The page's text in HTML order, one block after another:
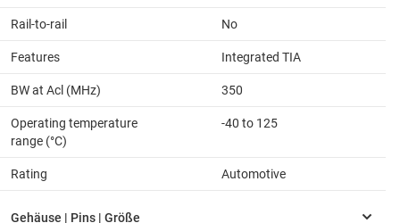
Rail-to-rail No
Features Integrated TIA
BW at Acl (MHz) 350
Operating temperature
range (°C)
-40 to 125
Rating Automotive